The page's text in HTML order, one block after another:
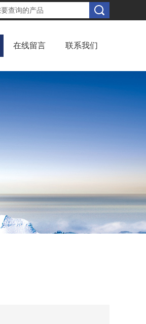
在线留言 联系我们